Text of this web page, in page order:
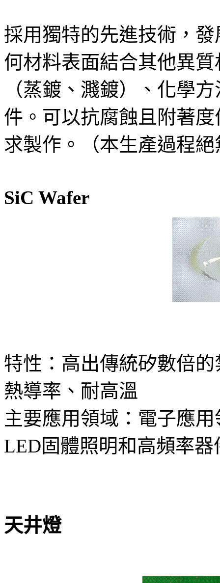
採用獨特的先進技術，
何材料表面結合其他異
（蒸鍍、濺鍍）、化學
件。可以抗腐蝕且附著
求製作。（本生產過程
SiC Wafer
特性：高出傳統矽數倍
熱導率、耐高溫
主要應用領域：電子應
LED固體照明和高頻率器
天井燈